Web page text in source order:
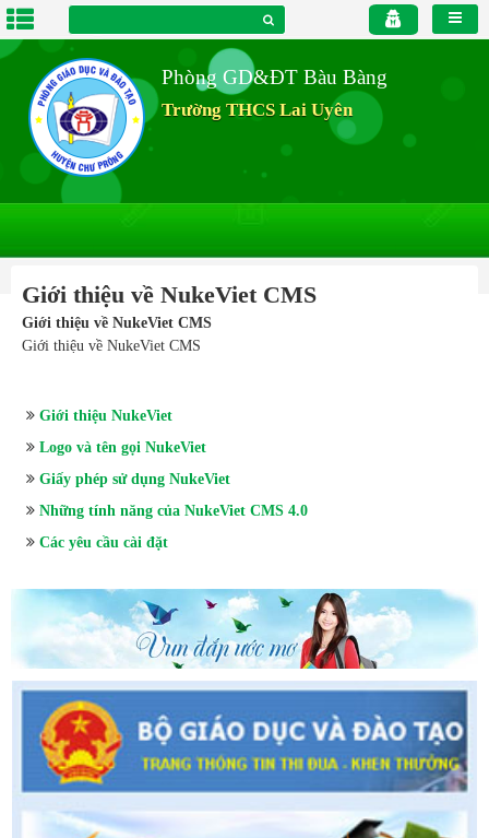
Phòng GD&ĐT Bàu Bàng
Trường THCS Lai Uyên
Giới thiệu về NukeViet CMS
Giới thiệu về NukeViet CMS
Giới thiệu về NukeViet CMS
Giới thiệu NukeViet
Logo và tên gọi NukeViet
Giấy phép sử dụng NukeViet
Những tính năng của NukeViet CMS 4.0
Các yêu cầu cài đặt